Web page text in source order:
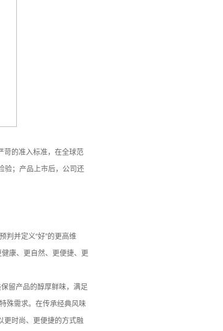
苛的准入标准，在全球范
验；产品上市后，公司还
判并定义“好”的更高维
康、更自然、更便捷、更
留产品的醇厚鲜味，满足
殊需求。在传承经典风味
更时尚、更便捷的方式融